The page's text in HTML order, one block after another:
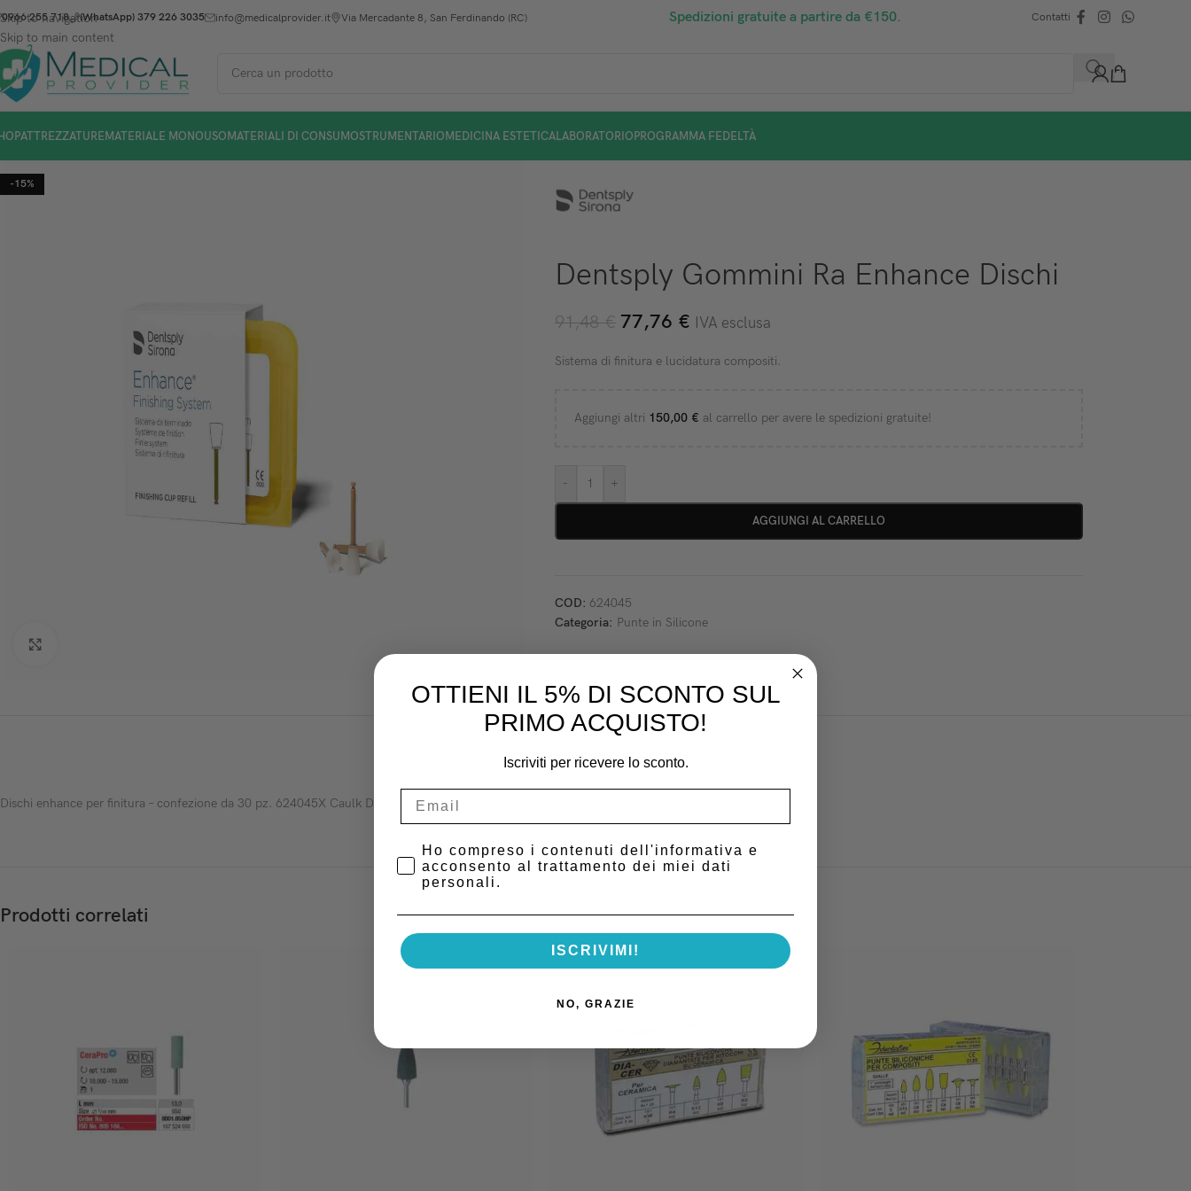
Skip to navigation
Skip to main content
0966 255 718 (WhatsApp) 379 226 3035 info@medicalprovider.it Via Mercadante 8, San Ferdinando (RC) Spedizioni gratuite a partire da €150. Contatti
ATTREZZATUREMATERIALE MONOUSOMATERIALI DI CONSUMOSTRUMENTARIOMEDICINA ESTETICALABORATORIOPROGRAMMA FEDELTÀ
-15%
Dentsply Gommini Ra Enhance Dischi
91,48€ 77,76 € IVA esclusa
Sistema di finitura e lucidatura compositi.
Aggiungi altri 150,00 € al carrello per avere le spedizioni gratuite!
- +
AGGIUNGI AL CARRELLO
COD: 624045
Categoria: Punte in Silicone
Dischi enhance per finitura – confezione da 30 pz. 624045X Caulk Dentsply
Prodotti correlati
OTTIENI IL 5% DI SCONTO SUL
PRIMO ACQUISTO!
Iscriviti per ricevere lo sconto.
Privacy Policy
Ho compreso i contenuti dell'informativa e
acconsento al trattamento dei miei dati
personali.
ISCRIVIMI!
NO, GRAZIE